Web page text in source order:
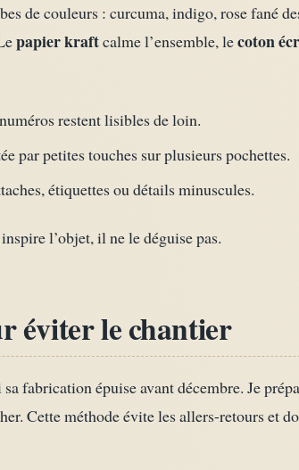
de couleurs : curcuma, indigo, rose fané
papier kraftcalme l’ensemble, lecoton
restent lisibles de loin.
par petites touches sur plusieurs pochettes.
étiquettes ou détails minuscules.
l’objet, il ne le déguise pas.
éviter le chantier
fabrication épuise avant décembre. Je
Cette méthode évite les allers-retours et